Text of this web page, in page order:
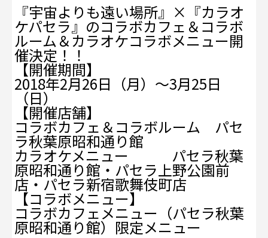
『宇宙よりも遠い場所』×『カラオ
ケパセラ』のコラボカフェ＆コラボ
ルーム＆カラオケコラボメニュー開
催決定！！
【開催期間】
2018年2月26日（月）～3月25日
（日）
【開催店舗】
コラボカフェ＆コラボルーム パセ
ラ秋葉原昭和通り館
カラオケメニュー パセラ秋葉
原昭和通り館・パセラ上野公園前
店・パセラ新宿歌舞伎町店
【コラボメニュー】
コラボカフェメニュー（パセラ秋葉
原昭和通り館）限定メニュー